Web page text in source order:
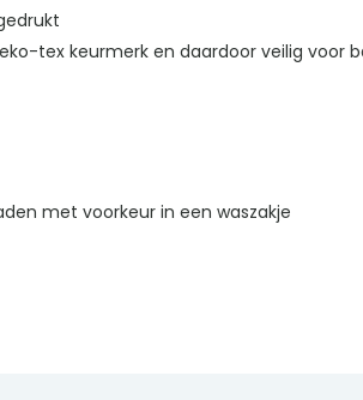
tex keurmerk en daardoor veilig voor
met voorkeur in een waszakje